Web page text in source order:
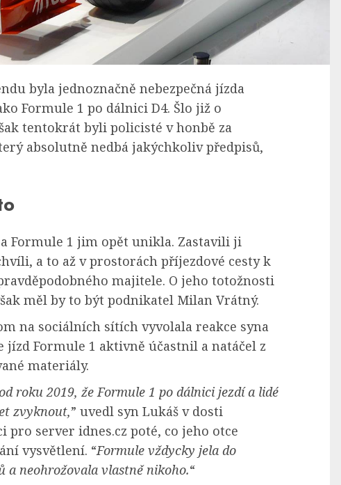
byla jednoznačně nebezpečná jízda
Formule 1 po dálnici D4. Šlo již o
tentokrát byli policisté v honbě za
absolutně nedbá jakýchkoliv předpisů,
Formule 1 jim opět unikla. Zastavili ji
a to až v prostorách příjezdové cesty k
majitele. O jeho totožnosti
měl by to být podnikatel Milan Vrátný.
na sociálních sítích vyvolala reakce syna
jízd Formule 1 aktivně účastnil a natáčel z
materiály.
roku 2019, že Formule 1 po dálnici jezdí a lidé
zvyknout,” uvedl syn Lukáš v dosti
pro server idnes.cz poté, co jeho otce
vysvětlení. “Formule vždycky jela do
a neohrožovala vlastně nikoho.“